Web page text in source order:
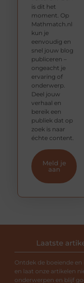
is dit het
moment. Op
Mathmatch.nl
kun je
eenvoudig en
snel jouw blog
publiceren –
ongeacht je
ervaring of
onderwerp.
Deel jouw
verhaal en
bereik een
publiek dat op
zoek is naar
échte content.
Meld je
aan
Laatste
Ontdek de boeiende
en laat onze artikelen
onderwerpen en blijf